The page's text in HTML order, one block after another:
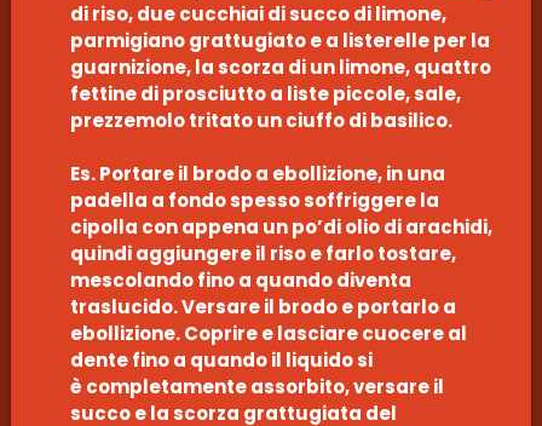
di riso, due cucchiai di succo di limone,
parmigiano grattugiato e a listerelle per la
guarnizione, la scorza di un limone, quattro
fettine di prosciutto a liste piccole, sale,
prezzemolo tritato un ciuffo di basilico.
Es. Portare il brodo a ebollizione, in una
padella a fondo spesso soffriggere la
cipolla con appena un po’di olio di arachidi,
quindi aggiungere il riso e farlo tostare,
mescolando fino a quando diventa
traslucido. Versare il brodo e portarlo a
ebollizione. Coprire e lasciare cuocere al
dente fino a quando il liquido si
è completamente assorbito, versare il
succo e la scorza grattugiata del